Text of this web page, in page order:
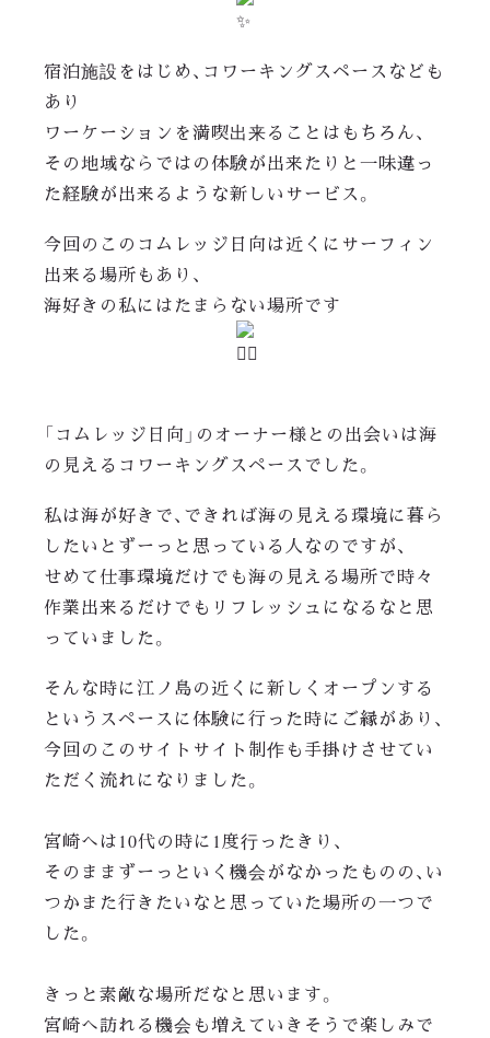
宿泊施設をはじめ、コワーキングスペースなども
あり
ワーケーションを満喫出来ることはもちろん、
その地域ならではの体験が出来たりと一味違っ
た経験が出来るような新しいサービス。
今回のこのコムレッジ日向は近くにサーフィン
出来る場所もあり、
海好きの私にはたまらない場所です
「コムレッジ日向」のオーナー様との出会いは海
の見えるコワーキングスペースでした。
私は海が好きで、できれば海の見える環境に暮ら
したいとずーっと思っている人なのですが、
せめて仕事環境だけでも海の見える場所で時々
作業出来るだけでもリフレッシュになるなと思
っていました。
そんな時に江ノ島の近くに新しくオープンする
というスペースに体験に行った時にご縁があり、
今回のこのサイトサイト制作も手掛けさせてい
ただく流れになりました。
宮崎へは10代の時に1度行ったきり、
そのままずーっといく機会がなかったものの、い
つかまた行きたいなと思っていた場所の一つで
した。
きっと素敵な場所だなと思います。
宮崎へ訪れる機会も増えていきそうで楽しみで